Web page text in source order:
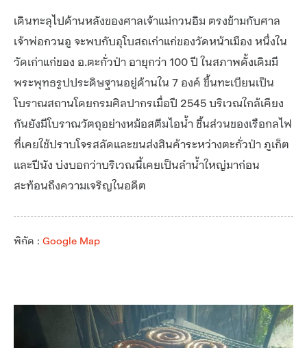
เดินทะลุไปด้านหลังของศาลเจ้าแม่กวนอิม ตรงข้ามกับศาล
เจ้าพ่อกวนอู จะพบกับอุโบสถเก่าแก่ของวัดหน้าเมือง หนึ่งใน
วัดเก่าแก่ของ อ.ตะกั่วป่า อายุกว่า 100 ปี ในสภาพดั้งเดิมมี
พระพุทธรูปประดิษฐานอยู่ด้านใน 7 องค์ ขึ้นทะเบียนเป็น
โบราณสถานโดยกรมศิลปากรเมื่อปี 2545 บริเวณใกล้เคียง
กันยังมีโบราณวัตถุอย่างหม้อสตีมไอน้ำ ชิ้นส่วนของเรือกลไฟ
ที่เคยใช้ปราบโจรสลัดและขนส่งสินค้าระหว่างตะกั่วป่า ภูเก็ต
และปีนัง บ่งบอกว่าบริเวณนี้เคยเป็นลำน้ำใหญ่มาก่อน
สะท้อนถึงความเจริญในอดีต
พิกัด : Google Map